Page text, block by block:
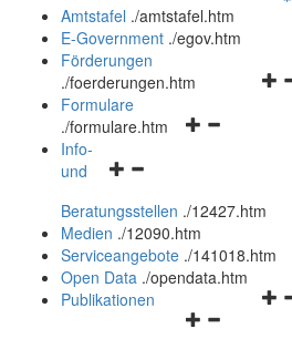
Amtstafel ./amtstafel.htm
E-Government ./egov.htm
Förderungen
./foerderungen.htm
Formulare
./formulare.htm
Navigationsmenü
und
schließen
Info-
und
Beratungsstellen ./12427.htm
Medien ./12090.htm
Serviceangebote ./141018.htm
Open Data ./opendata.htm
Publikationen